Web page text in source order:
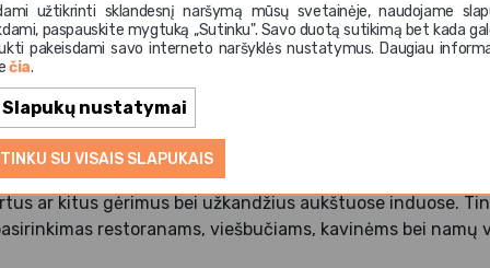
užtikrinti sklandesnį naršymą mūsų svetainėje, naudojame
paspauskite mygtuką ,,Sutinku". Savo duotą sutikimą bet kada
pakeisdami savo interneto naršyklės nustatymus. Daugiau
čia.
Slapukų nustatymai
SU VISAIS SLAPUKAIS
JUNTOS iš „Amefa“ kolekcijos sukurtas moderniam
bei desertinių indų naudojimui. Subtili satino apdaila ir
kuris puikiai dera tiek šiuolaikiškame, tiek klasikiniame
kokybės 18/0 nerūdijančio plieno, šaukštas pasižymi
naudojimui. Ilga rankena leidžia patogiai naudoti
ar kitus gėrimus bei užkandžius aukštuose induose.
restoranams, viešbučiams, kavinėms bei namų